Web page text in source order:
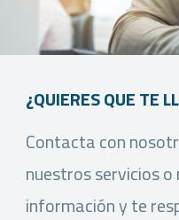
¿QUIERES QUE TE
Contacta con
nuestros servicios
información y te